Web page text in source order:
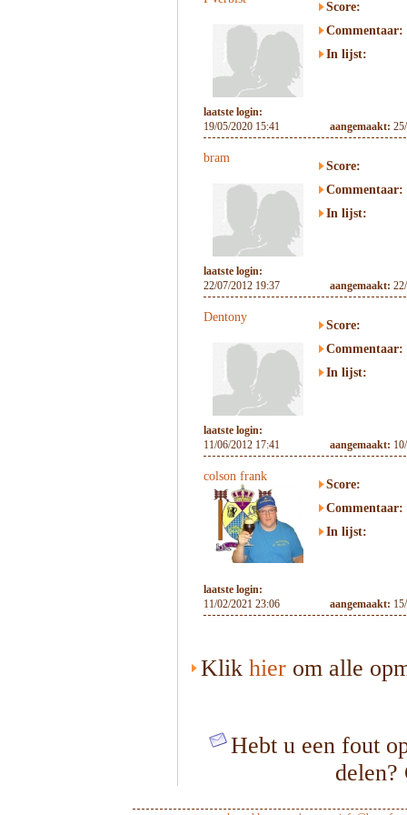
Score:
Commentaar:
In lijst:
laatste login:
19/05/2020 15:41
aangemaakt:
bram
Score:
Commentaar:
In lijst:
laatste login:
22/07/2012 19:37
aangemaakt:
Dentony
Score:
Commentaar:
In lijst:
laatste login:
11/06/2012 17:41
aangemaakt:
colson frank
Score:
Commentaar:
In lijst:
laatste login:
11/02/2021 23:06
aangemaakt:
Klik hier om alle
Hebt u een fout